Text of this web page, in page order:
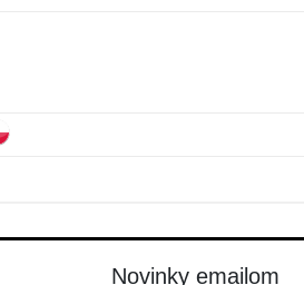
Novinky emailom